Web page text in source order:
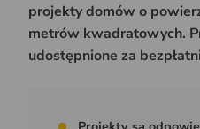
projekty domów o
metrów kwadratowych.
udostępnione za